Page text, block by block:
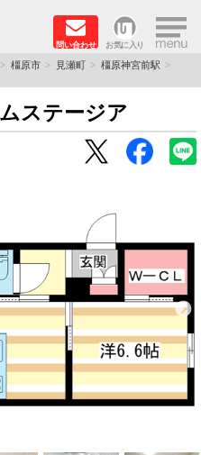
問い合わせ お気に入り ×
(奈良北部、木津川
集 (奈良南部)
橿原市 見瀬町
橿原神宮前駅
ステージア